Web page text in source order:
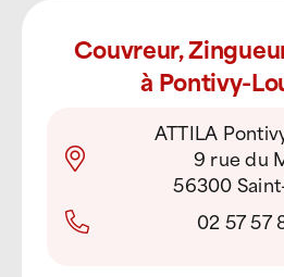
Couvreur,
à Pontivy-
ATTILA
9 rue du
56300
02 57 57